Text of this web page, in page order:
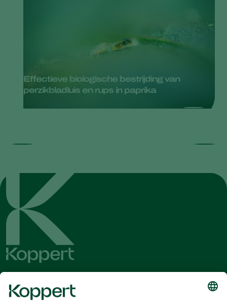
Effectieve biologische bestrijding van
perzikbladluis en rups in paprika
Ontvang het laatste nieuws en